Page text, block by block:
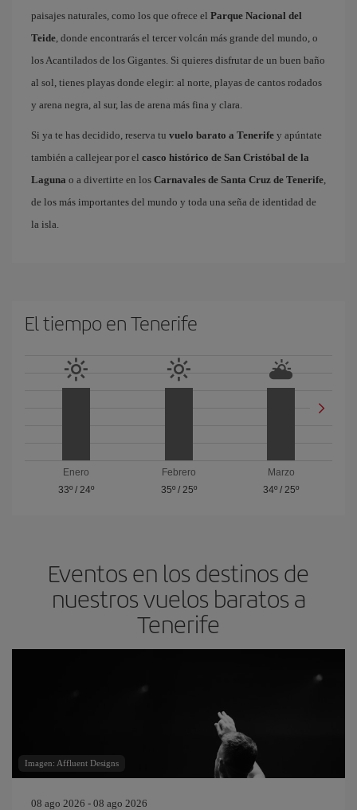
paisajes naturales, como los que ofrece el Parque Nacional del
Teide, donde encontrarás el tercer volcán más grande del mundo, o
los Acantilados de los Gigantes. Si quieres disfrutar de un buen baño
al sol, tienes playas donde elegir: al norte, playas de cantos rodados
y arena negra, al sur, las de arena más fina y clara.
Si ya te has decidido, reserva tu vuelo barato a Tenerife y apúntate
también a callejear por el casco histórico de San Cristóbal de la
Laguna o a divertirte en los Carnavales de Santa Cruz de Tenerife,
de los más importantes del mundo y toda una seña de identidad de
la isla.
El tiempo en Tenerife
Enero
33º/ 24º
Febrero
35º/ 25º
Marzo
34º /25º
Eventos en los destinos de
nuestros vuelos baratos a
Tenerife
Imagen: Affluent Designs
08 ago 2026 - 08 ago 2026